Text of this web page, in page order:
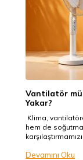
Vantilatör mü
Yakar?
Klima,
hem de
Devamını Oku